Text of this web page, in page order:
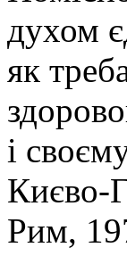
духом
як
і
Києво-
Рим,